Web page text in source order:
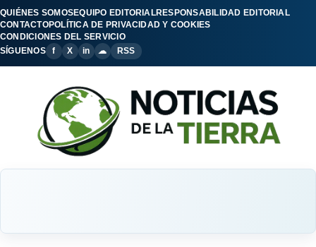
QUIÉNES SOMOSEQUIPO EDITORIALRESPONSABILIDAD EDITORIAL
CONTACTOPOLÍTICA DE PRIVACIDAD Y COOKIES
CONDICIONES DEL SERVICIO
SÍGUENOS
f X in ☁ RSS